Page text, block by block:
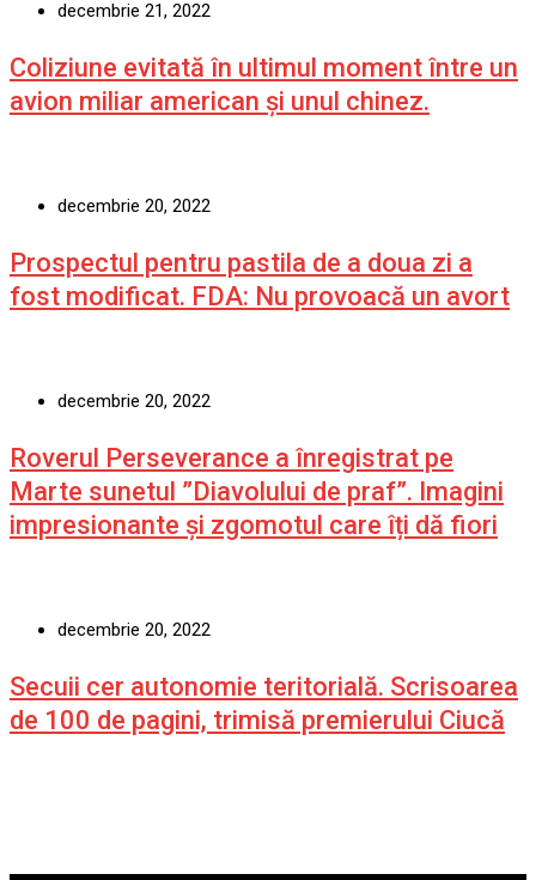
decembrie 21, 2022
Coliziune evitată în ultimul moment între un
avion miliar american şi unul chinez.
decembrie 20, 2022
Prospectul pentru pastila de a doua zi a
fost modificat. FDA: Nu provoacă un avort
decembrie 20, 2022
Roverul Perseverance a înregistrat pe
Marte sunetul ”Diavolului de praf”. Imagini
impresionante și zgomotul care îți dă fiori
decembrie 20, 2022
Secuii cer autonomie teritorială. Scrisoarea
de 100 de pagini, trimisă premierului Ciucă